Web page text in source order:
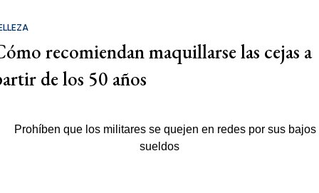
recomiendan maquillarse las cejas a
de los 50 años